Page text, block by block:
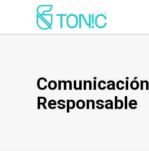
Comunicación
Responsable